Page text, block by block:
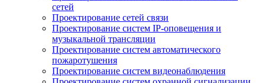
сетей
Проектирование сетей связи
Проектирование систем IP-оповещения и
музыкальной трансляции
Проектирование систем автоматического
пожаротушения
Проектирование систем видеонаблюдения